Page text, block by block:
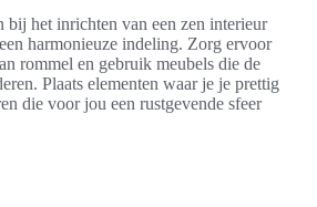
bij het inrichten van een zen interieur
harmonieuze indeling. Zorg ervoor
rommel en gebruik meubels die de
Plaats elementen waar je je prettig
die voor jou een rustgevende sfeer